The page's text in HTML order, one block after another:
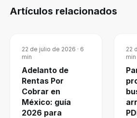
Artículos relacionados
22 de julio de 2026 · 6
min
Adelanto de
Rentas Por
Cobrar en
México: guía
2026 para
22
min